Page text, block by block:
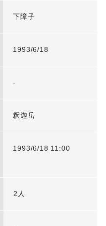
下障子
1993/6/18
-
釈迦岳
1993/6/18 11:00
2人